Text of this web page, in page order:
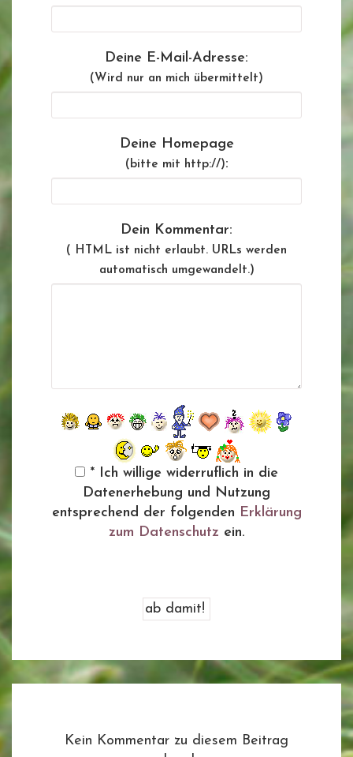
Deine E-Mail-Adresse:
(Wird nur an mich übermittelt)
Deine Homepage
(bitte mit http://):
Dein Kommentar:
( HTML ist nicht erlaubt. URLs werden
automatisch umgewandelt.)
* Ich willige widerruflich in die
Datenerhebung und Nutzung
entsprechend der folgenden Erklärung
zum Datenschutz ein.
Kein Kommentar zu diesem Beitrag